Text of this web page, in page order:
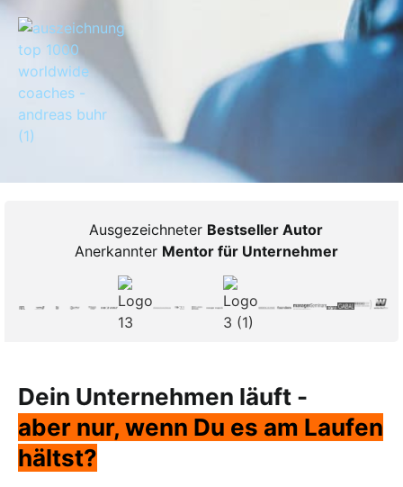
Ausgezeichneter Bestseller Autor
Anerkannter Mentor für Unternehmer
Dein Unternehmen läuft -
aber nur, wenn Du es am Laufen
hältst?